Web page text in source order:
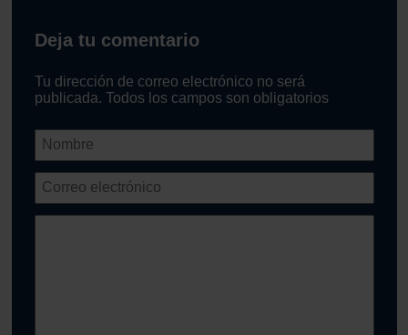
Deja tu comentario
Tu dirección de correo electrónico no será
publicada. Todos los campos son obligatorios